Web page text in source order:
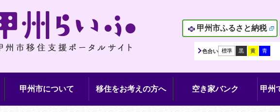
甲州市ふるさと納税
色合い 標準 黒 黄 青
甲州市について 移住をお考えの方へ 空き家バンク 甲州